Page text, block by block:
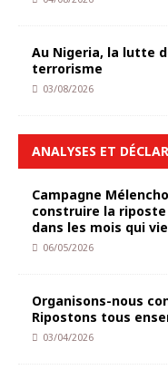
Au Nigeria, la lutte
terrorisme
03/08/2026
ANALYSES ET
Campagne
construire la
dans les mois qui
06/05/2026
Organisons-nous
Ripostons tous
03/04/2026